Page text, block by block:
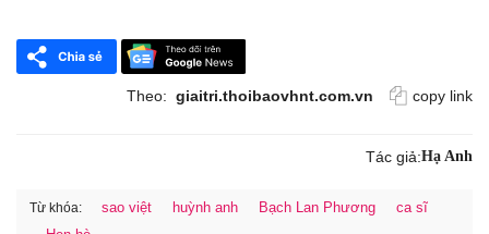
Theo: giaitri.thoibaovhnt.com.vn copy link
Tác giả:Hạ Anh
Từ khóa: sao việt huỳnh anh Bạch Lan Phương
ca sĩ